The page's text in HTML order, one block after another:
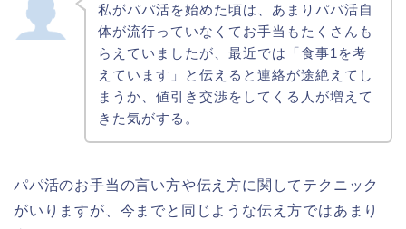
私がパパ活を始めた頃は、あまりパパ活自
体が流行っていなくてお手当もたくさんも
らえていましたが、最近では「食事1を考
えています」と伝えると連絡が途絶えてし
まうか、値引き交渉をしてくる人が増えて
きた気がする。
パパ活のお手当の言い方や伝え方に関してテクニック
がいりますが、今までと同じような伝え方ではあまり